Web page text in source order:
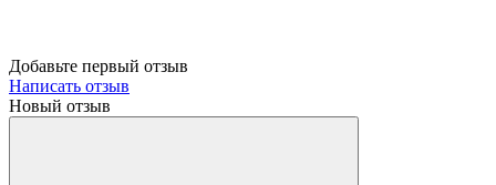
Добавьте первый отзыв
Написать отзыв
Новый отзыв